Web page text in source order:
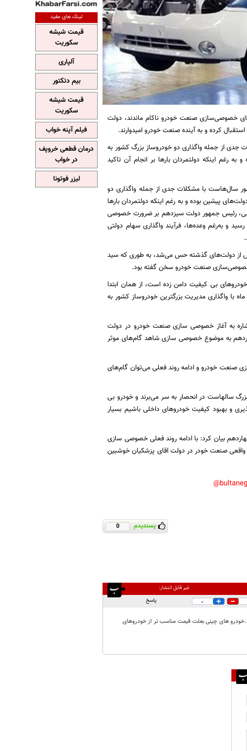
خصوصی‌سازی صنعت خودرو ناکام ماندند، دولت
کرده و به آینده صنعت خودرو امیدوارند.
از جمله واگذاری دو خودروساز بزرگ کشور به
اینکه دولتمردان بار‌ها بر انجام آن تاکید
سال‌هاست با مشکلات جدی از جمله واگذاری دو
پیشین بوده و به رغم اینکه دولتمردان بار‌ها
رئیس جمهور دولت سیزدهم بر ضرورت خصوصی
و به‌رغم وعده‌ها، فرآیند واگذاری سهام دولتی
از دولت‌های گذشته حس می‌شد، به طوری که سید
خصوصی‌سازی صنعت خودرو سخن گفته بود.
بی کیفیت دامن زده است، از همان ابتدا
خودرو را با جدیت در دستور کار خود قرار داد و سرانجام ۱۷ بهمن ماه با واگذاری مدیریت بزرگترین خودروساز کشور به
به آغاز خصوصی سازی صنعت خودرو در دولت
به موضوع خصوصی سازی شاهد گام‌های موثر
صنعت خودرو و ادامه روند فعلی می‌توان گام‌های
سالهاست در انحصار به سر می‌برند و خودرو بی
و بهبود کیفیت خودرو‌های داخلی باشیم بسیار
بیان کرد: با ادامه روند فعلی خصوصی سازی
صنعت خودر در دولت اقای پزشکیان خوشبین
پسندیدم 0
غیر قابل انتشار:
0 پاسخ
های چینی بعلت قیمت مناسب تر از خودروهای
لینک های مفید
قیمت شیشه
سکوریت
آلپاری
بیم دتکتور
قیمت شیشه
سکوریت
فیلم آپنه خواب
درمان قطعی خروپف
در خواب
لیزر فوتونا